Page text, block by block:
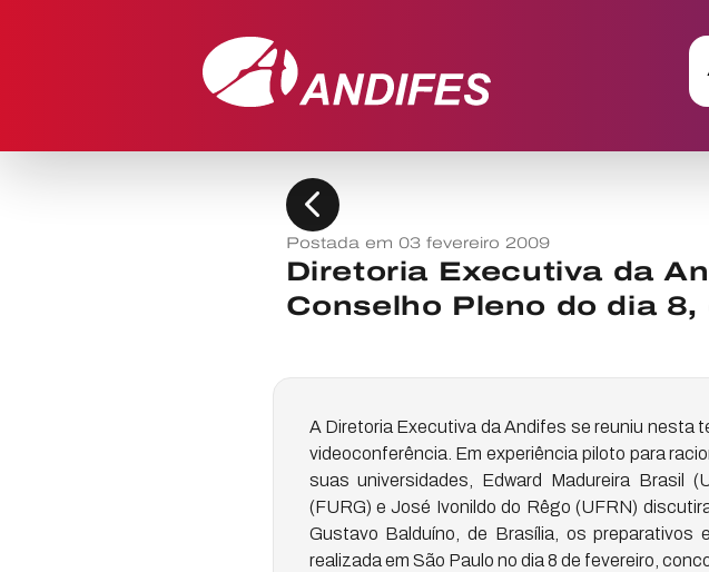
chevron_left
Postada em 03 fevereiro 2009
Diretoria Executiva da
Conselho Pleno do dia 8,
A Diretoria Executiva da Andifes se reuniu nesta
videoconferência. Em experiência piloto para
suas universidades, Edward Madureira Brasil
(FURG) e José Ivonildo do Rêgo (UFRN)
Gustavo Balduíno, de Brasília, os
realizada em São Paulo no dia 8 de fevereiro,